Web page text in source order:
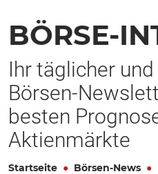
BÖRSE-
Ihr täglicher
Börsen-
besten
Aktienmärkte
Startseite Börsen-News